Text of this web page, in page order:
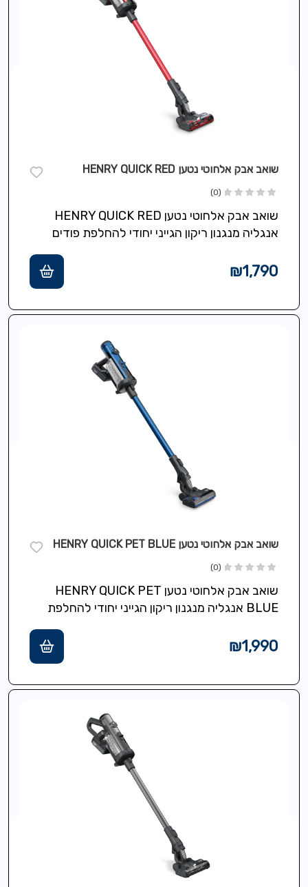
שואב אבק אלחוטי נטען HENRY QUICK RED
(0)
שואב אבק אלחוטי נטען HENRY QUICK RED
אנגליה מנגנון ריקון הגייני יחודי להחלפת פודים
₪1,790
שואב אבק אלחוטי נטען HENRY QUICK PET BLUE
(0)
שואב אבק אלחוטי נטען HENRY QUICK PET
BLUE אנגליה מנגנון ריקון הגייני יחודי להחלפת
₪1,990